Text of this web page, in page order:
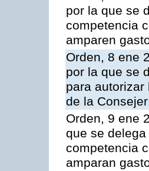
por la que se
competencia
amparen
Orden, 8 ene
por la que se
para
de la
Orden, 9 ene
que se
competencia
amparan